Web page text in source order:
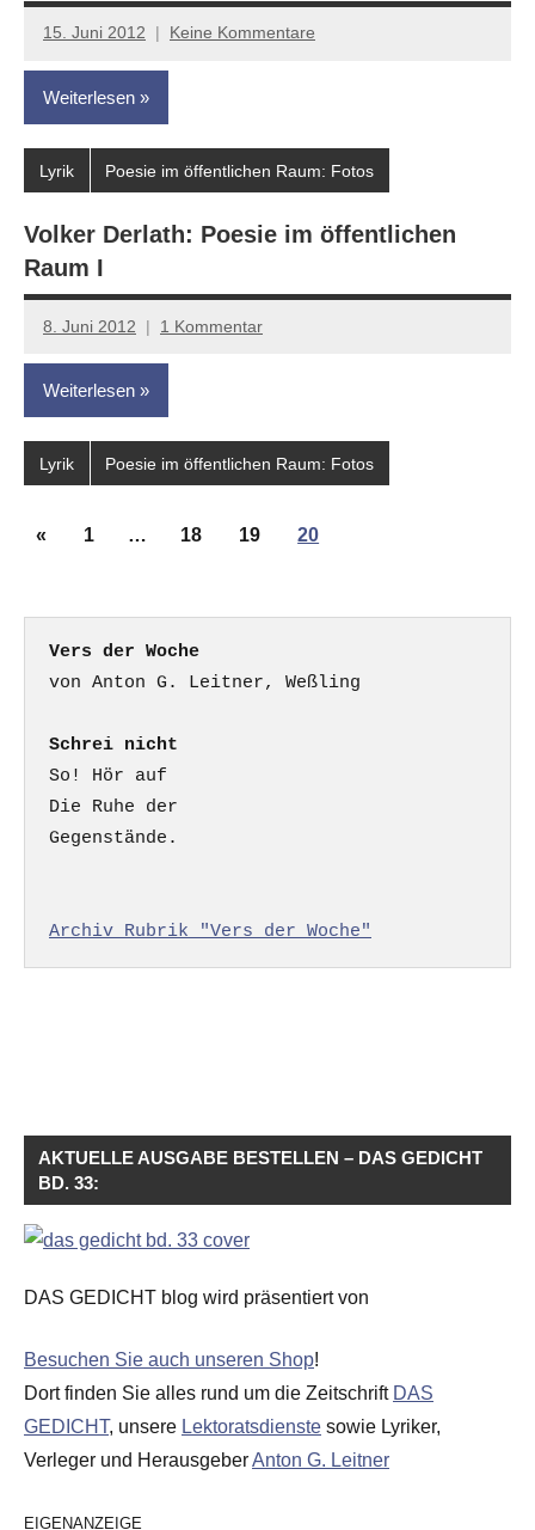
15. Juni 2012
Anton
G.
Leitner
Keine Kommentare
Weiterlesen
Lyrik Poesie im öffentlichen Raum: Fotos
Volker Derlath: Poesie im öffentlichen
Raum I
8. Juni 2012
Anton
G.
Leitner
1 Kommentar
Weiterlesen
Lyrik Poesie im öffentlichen Raum: Fotos
Seitennummerierung
«Vorherige
1 … 18 19 20
Vers der Woche
Schrei nicht
So! Hör auf
Die Ruhe der
Gegenstände.
Archiv Rubrik "Vers der Woche"
AKTUELLE AUSGABE BESTELLEN – DAS GEDICHT
BD. 33:
DAS GEDICHT blog wird präsentiert von
Besuchen Sie auch unseren Shop!
Dort finden Sie alles rund um die Zeitschrift DAS
GEDICHT, unsere Lektoratsdienste sowie Lyriker,
Verleger und HerausgeberAnton G. Leitner
EIGENANZEIGE